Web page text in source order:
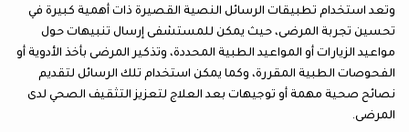
وتعد استخدام تطبيقات الرسائل النصية القصيرة ذات أهمية كبيرة في
تحسين تجربة المرضى، حيث يمكن للمستشفى إرسال تنبيهات حول
مواعيد الزيارات أو المواعيد الطبية المحددة، وتذكير المرضى بأخذ الأدوية أو
الفحوصات الطبية المقررة، وكما يمكن استخدام تلك الرسائل لتقديم
نصائح صحية مهمة أو توجيهات بعد العلاج لتعزيز التثقيف الصحي لدى
المرضى.